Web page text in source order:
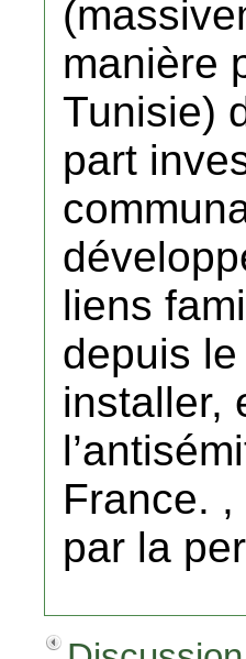
manière
Tunisie)
part
liens
depuis
installer,
France.
par la